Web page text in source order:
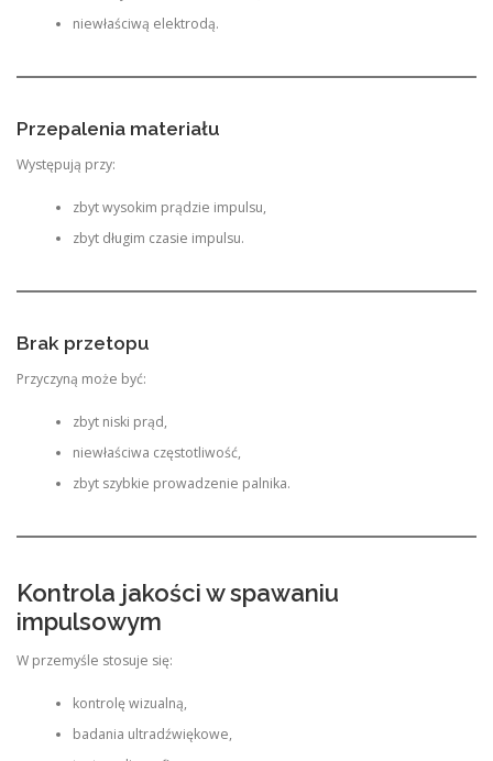
niewłaściwą elektrodą.
Przepalenia materiału
Występują przy:
zbyt wysokim prądzie impulsu,
zbyt długim czasie impulsu.
Brak przetopu
Przyczyną może być:
zbyt niski prąd,
niewłaściwa częstotliwość,
zbyt szybkie prowadzenie palnika.
Kontrola jakości w spawaniu
impulsowym
W przemyśle stosuje się:
kontrolę wizualną,
badania ultradźwiękowe,